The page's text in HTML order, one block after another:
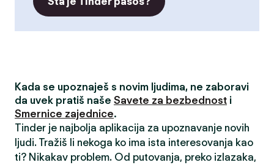
Kada se upoznaješ s novim ljudima, ne zaboravi
da uvek pratiš naše Savete za bezbednost i
Smernice zajednice.
Tinder je najbolja aplikacija za upoznavanje novih
ljudi. Tražiš li nekoga ko ima ista interesovanja kao
ti? Nikakav problem. Od putovanja, preko izlazaka,